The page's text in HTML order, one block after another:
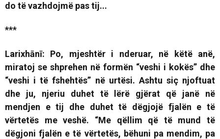
do të vazhdojmë pas tij...
***
Larixhānī: Po, mjeshtër i nderuar, në këtë anë,
miratoj se shprehen në formën “veshi i kokës” dhe
“veshi i të fshehtës” në urtësi. Ashtu siç njoftuat
dhe ju, njeriu duhet të lërë gjërat që janë në
mendjen e tij dhe duhet të dëgjojë fjalën e të
vërtetës me veshë. “Me qëllim që të mund të
dëgjoni fjalën e të vërtetës, bëhuni pa mendim, pa